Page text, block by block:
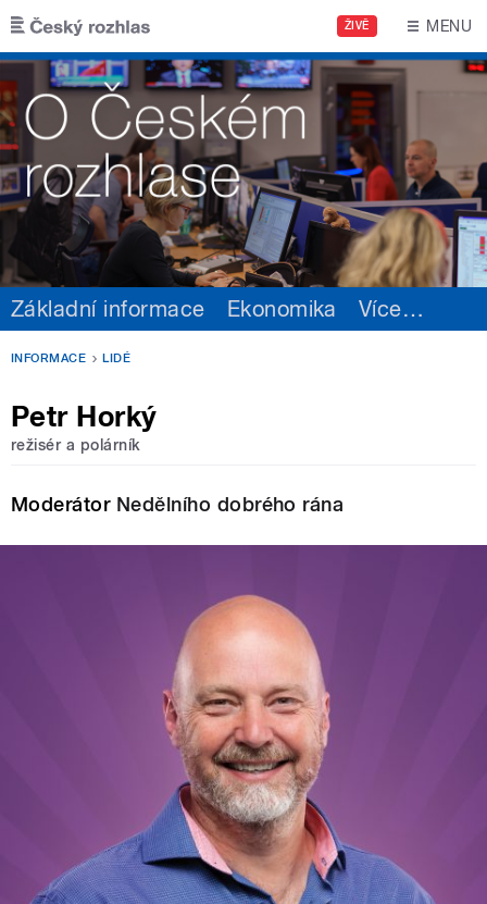
Přejít k hlavnímu obsahu
ŽIVĚ MENU
Základní informace Ekonomika Více…
INFORMACE LIDÉ
Petr Horký
režisér a polárník
Moderátor Nedělního dobrého rána